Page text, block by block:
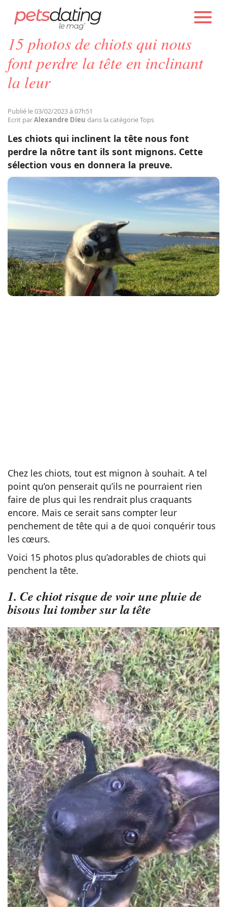
Chien
Faits Divers
Emotion
Tops
Sauvetages
Conso
PETS DATING ACTUALITÉS TOPS
15 photos de chiots qui nous
font perdre la tête en inclinant
la leur
Publié le 03/02/2023 à 07h51
Ecrit parAlexandre Dieu dans la catégorie Tops
Les chiots qui inclinent la tête nous font
perdre la nôtre tant ils sont mignons. Cette
sélection vous en donnera la preuve.
Chez les chiots, tout est mignon à souhait. A tel
point qu’on penserait qu’ils ne pourraient rien
faire de plus qui les rendrait plus craquants
encore. Mais ce serait sans compter leur
penchement de tête qui a de quoi conquérir tous
les cœurs.
Voici 15 photos plus qu’adorables de chiots qui
penchent la tête.
1. Ce chiot risque de voir une pluie de
bisous lui tomber sur la tête